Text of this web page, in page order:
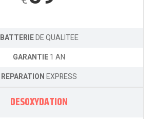
BATTERIEDE QUALITEE
GARANTIE1 AN
REPARATIONEXPRESS
DESOXYDATION